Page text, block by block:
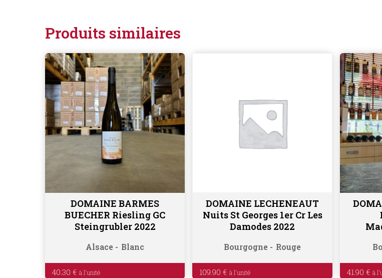
Produits similaires
Ajouter au panier
DOMAINE BARMES
BUECHER Riesling GC
Steingrubler 2022
Alsace Blanc
40.30 €
Ajouter au panier
DOMAINE LECHENEAUT
Nuits St Georges 1er Cr Les
Damodes 2022
Bourgogne Rouge
109.90 € 41.90 €